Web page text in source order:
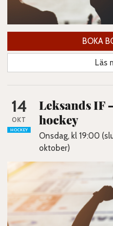
BOKA
Läs
14
OKT
HOCKEY
Leksands IF
hockey
Onsdag, kl 19:00
oktober)